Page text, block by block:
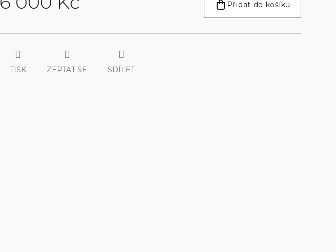
Přidat do košíku
TISK ZEPTAT SE SDÍLET